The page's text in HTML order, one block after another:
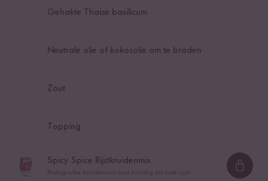
Gehakte Thaise basilicum
Neutrale olie of kokosolie om te braden
Zout
Topping
Spicy Spice Rijstkruidenmix